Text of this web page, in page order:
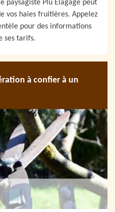
paysagiste Plu Elagage peut
vos haies fruitières. Appelez
pour des informations
ses tarifs.
à confier à un